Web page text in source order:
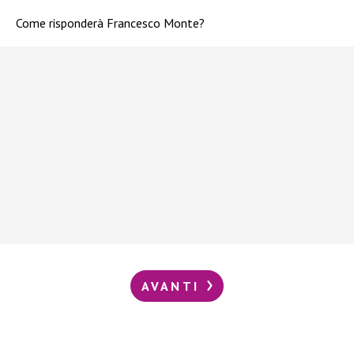
Come risponderà Francesco Monte?
AVANTI